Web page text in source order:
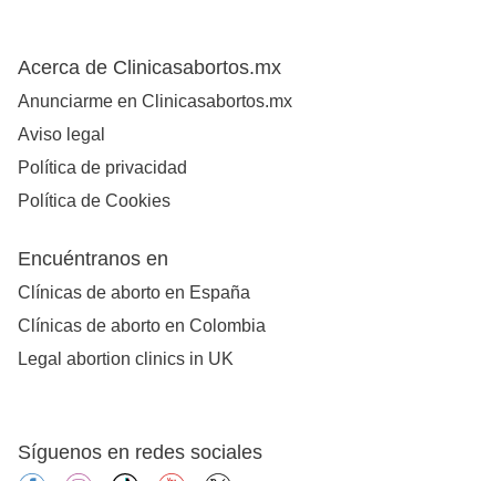
Acerca de Clinicasabortos.mx
Anunciarme en Clinicasabortos.mx
Aviso legal
Política de privacidad
Política de Cookies
Encuéntranos en
Clínicas de aborto en España
Clínicas de aborto en Colombia
Legal abortion clinics in UK
Síguenos en redes sociales